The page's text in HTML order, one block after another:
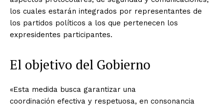
los cuales estarán integrados por representantes de
los partidos políticos a los que pertenecen los
expresidentes participantes.
El objetivo del Gobierno
«Esta medida busca garantizar una
coordinación efectiva y respetuosa, en consonancia